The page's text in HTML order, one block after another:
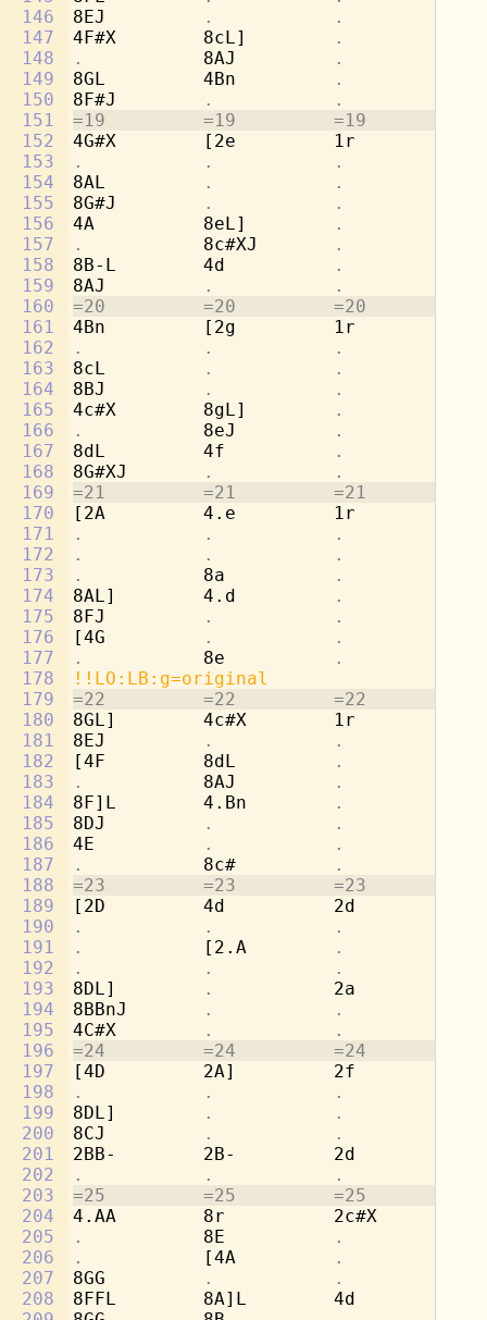
146
147
148
149
150
151
152
153
154
155
156
157
158
159
160
161
162
163
164
165
166
167
168
169
170
171
172
173
174
175
176
177
178
179
180
181
182
183
184
185
186
187
188
189
190
191
192
193
194
195
196
197
198
199
200
201
202
203
204
205
206
207
208
8EJ
.           .           .
4F#X        8cL]
.
. 8AJ
.           .
8GL         4Bn
.           .
8F#J
.           .           .
=19         =19         =19
4G#X        [2e         1r
.           .           .
8AL
.           .
8G#J
.           .           .
4A          8eL]
.
. 8c#XJ
.           .
8B-L        4d
.           .
8AJ
.           .           .
=20         =20         =20
4Bn         [2g         1r
.           .           .
8cL
.           .
8BJ
.           .           .
4c#X        8gL]
.
. 8eJ
.           .
8dL         4f
.
8G#XJ
.           .           .
=21         =21         =21
[2A         4.e         1r
.           .           .
.           .           .
. 8a
.           .
8AL]        4.d
.
8FJ
.           .           .
[4G
.           .
. 8e
.           .
!!LO:LB:g=original
=22         =22         =22
8GL]        4c#X        1r          2a
8EJ
.           .           .
[4F         8dL
.           .
. 8AJ
.           .
8F]L        4.Bn
.
8DJ
.           .           .
4E
.           .
. 8c#
.           .
=23         =23         =23
[2D         4d          2d
.           .           .
.
[2.A .
.           .           .
8DL]
. 2a
8BBnJ
.           .           .
4C#X
.           .           .
=24         =24         =24
[4D         2A]         2f
.           .           .
8DL]
.           .
8CJ
.           .           .
2BB-        2B-         2d
.           .           .
=25         =25         =25
4.AA        8r          2c#X        2a
. 8E
.           .
.
[4A
.           .
8GG
.           .           .
8FFL        8A]L        4d          2r